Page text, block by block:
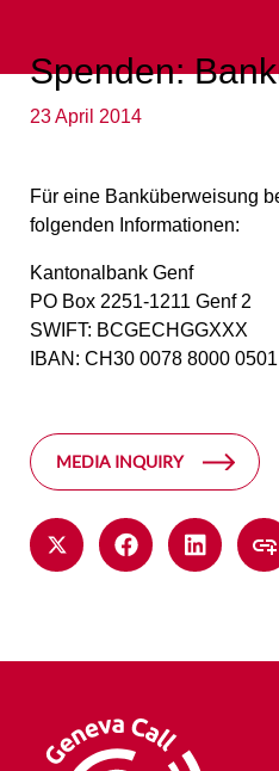
Spenden:
23 April 2014
Für eine Banküberweisung
folgenden Informationen:
Kantonalbank Genf
PO Box 2251-1211 Genf 2
SWIFT: BCGECHGGXXX
IBAN: CH30 0078 8000
MEDIA INQUIRY